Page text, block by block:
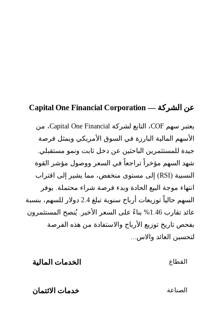
عن الشركة — Capital One Financial Corporation
يعتبر سهم COF، التابع لشركة Capital One Financial، من
الأسهم المالية البارزة في السوق الأمريكي ويمثل فرصة
جيدة للمستثمرين الباحثين عن دخل ثابت ونمو مستقبلي.
شهد السهم مؤخراً تراجعاً في السعر ووصول مؤشر القوة
النسبية (RSI) إلى مستوى منخفض، مما يشير إلى اقتراب
انتهاء موجة البيع الحادة وبدء فرصة شراء محتملة. يوفر
السهم حالياً توزيعات أرباح سنوية تبلغ 2.4 دولار للسهم، بنسبة
عائد تقارب 1.46% بناءً على السعر الأخير. يُنصح المستثمرون
بفحص تاريخ توزيع الأرباح والاستفادة من هذه الفرصة
لتحسين العائد والاس...
القطاع الخدمات المالية
الصناعة خدمات الائتمان